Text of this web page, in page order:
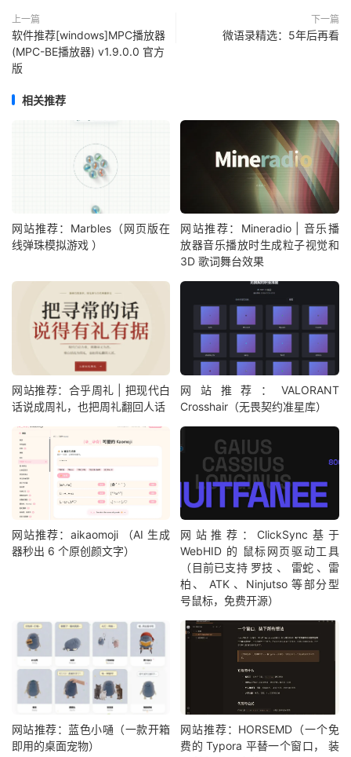
上一篇
软件推荐[windows]MPC播放器
(MPC-BE播放器) v1.9.0.0 官方
版
下一篇
微语录精选：5年后再看
相关推荐
网站推荐：Marbles（网页版在
线弹珠模拟游戏 ）
网站推荐：Mineradio | 音乐播
放器音乐播放时生成粒子视觉和
3D 歌词舞台效果
网站推荐：合乎周礼 | 把现代白
话说成周礼，也把周礼翻回人话
网站推荐：VALORANT
Crosshair（无畏契约准星库）
网站推荐：aikaomoji （AI 生成
器秒出 6 个原创颜文字）
网站推荐：ClickSync基于
WebHID 的 鼠标网页驱动工具
（目前已支持 罗技 、 雷蛇 、雷
柏、 ATK 、Ninjutso 等部分型
号鼠标，免费开源）
网站推荐：蓝色小嗵（一款开箱
即用的桌面宠物）
网站推荐：HORSEMD（一个免
费的 Typora 平替一个窗口， 装